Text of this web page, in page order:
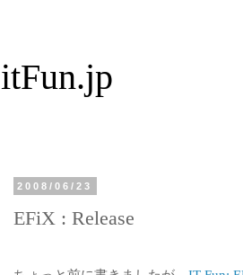
itFun.jp
2008/06/23
EFiX : Release